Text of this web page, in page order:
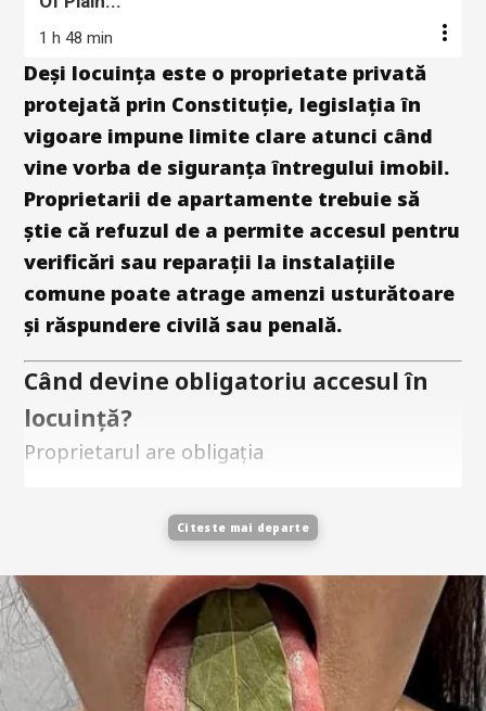
1 h 48 min
Deși locuința este o proprietate privată
protejată prin Constituție, legislația în
vigoare impune limite clare atunci când
vine vorba de siguranța întregului imobil.
Proprietarii de apartamente trebuie să
știe că refuzul de a permite accesul pentru
verificări sau reparații la instalațiile
comune poate atrage amenzi usturătoare
și răspundere civilă sau penală.
Când devine obligatoriu accesul în
locuință?
Proprietarul are obligația
Citeste mai departe